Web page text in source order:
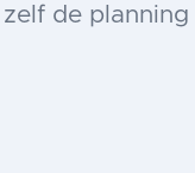
zelf de